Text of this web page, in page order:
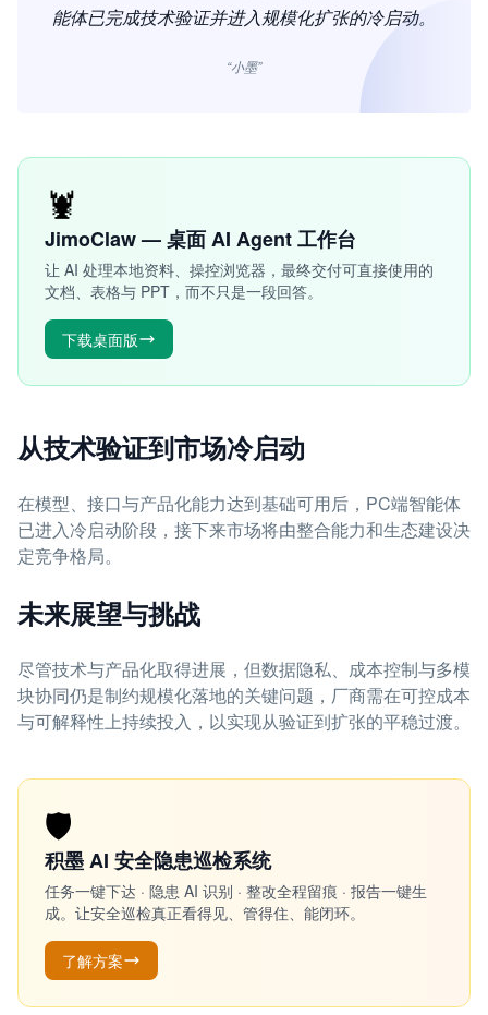
能体已完成技术验证并进入规模化扩张的冷启动。
“小墨”
🦞
JimoClaw — 桌面 AI Agent 工作台
让 AI 处理本地资料、操控浏览器，最终交付可直接使用的
文档、表格与 PPT，而不只是一段回答。
下载桌面版
从技术验证到市场冷启动
在模型、接口与产品化能力达到基础可用后，PC端智能体
已进入冷启动阶段，接下来市场将由整合能力和生态建设决
定竞争格局。
未来展望与挑战
尽管技术与产品化取得进展，但数据隐私、成本控制与多模
块协同仍是制约规模化落地的关键问题，厂商需在可控成本
与可解释性上持续投入，以实现从验证到扩张的平稳过渡。
🛡️
积墨 AI 安全隐患巡检系统
任务一键下达 · 隐患 AI 识别 · 整改全程留痕 · 报告一键生
成。让安全巡检真正看得见、管得住、能闭环。
了解方案